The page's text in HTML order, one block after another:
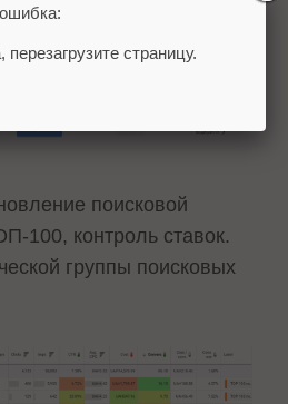
поисковой
100, контроль ставок.
группы поисковых
страницу.